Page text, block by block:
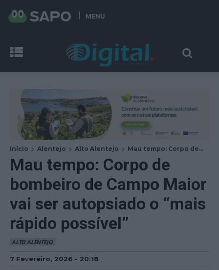
MENU
Início Alentejo Alto Alentejo Mau tempo: Corpo de...
Mau tempo: Corpo de
bombeiro de Campo Maior
vai ser autopsiado o “mais
rápido possível”
ALTO ALENTEJO
7 Fevereiro, 2026 - 20:18